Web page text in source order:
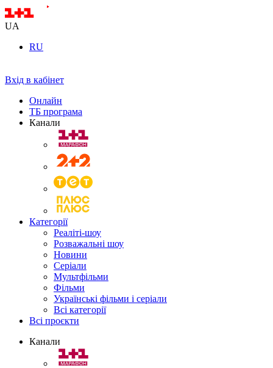
UA
RU
Вхід в кабінет
Онлайн
ТБ програма
Канали
Категорії
Реаліті-шоу
Розважальні шоу
Новини
Серіали
Мультфільми
Фільми
Українські фільми і серіали
Всі категорії
Всі проєкти
Канали